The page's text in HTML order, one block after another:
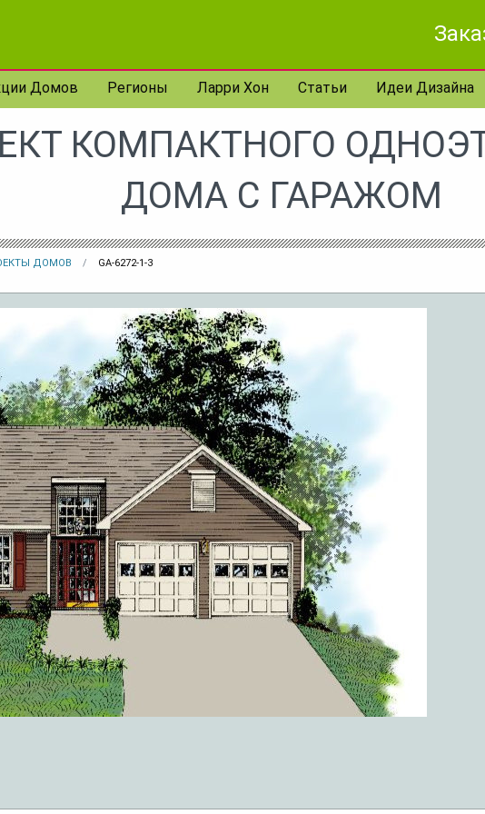
Домов Регионы Ларри Хон Статьи Идеи Дизайна
КОМПАКТНОГО
ДОМА С ГАРАЖОМ
ДОМОВ GA-6272-1-3